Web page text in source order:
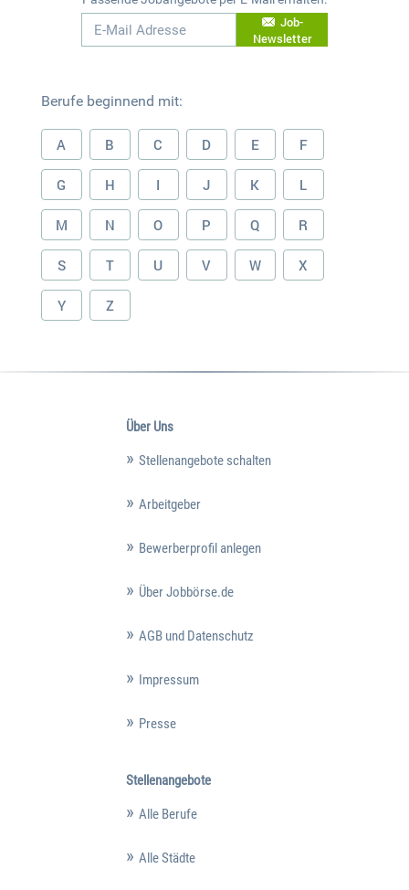
Job-
Newsletter
Berufe beginnend mit:
A B C D E F
G H I J K L
M N O P Q R
S T U V W X
Y Z
Über Uns
Stellenangebote schalten
Arbeitgeber
Bewerberprofil anlegen
Über Jobbörse.de
AGB und Datenschutz
Impressum
Presse
Stellenangebote
Alle Berufe
Alle Städte